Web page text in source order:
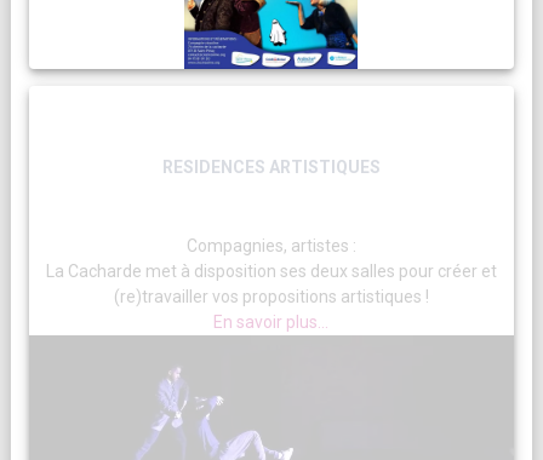
RESIDENCES ARTISTIQUES
Compagnies, artistes :
La Cacharde met à disposition ses deux salles pour créer et
(re)travailler vos propositions artistiques !
En savoir plus...